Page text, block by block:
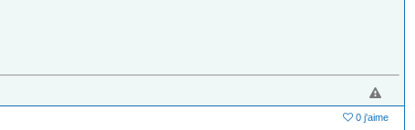
0 j'aime